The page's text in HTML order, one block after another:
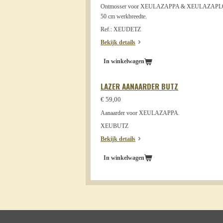
Ontmosser voor XEULAZAPPA &
50 cm werkbreedte.
Ref.: XEUDETZ
Bekijk details
In winkelwagen
LAZER AANAARDER BUTZ
€ 59,00
Aanaarder voor XEULAZAPPA.
XEUBUTZ
Bekijk details
In winkelwagen